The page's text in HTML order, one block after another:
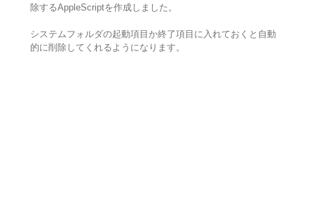
除するAppleScriptを作成しました。
システムフォルダの起動項目か終了項目に入れておくと自動
的に削除してくれるようになります。